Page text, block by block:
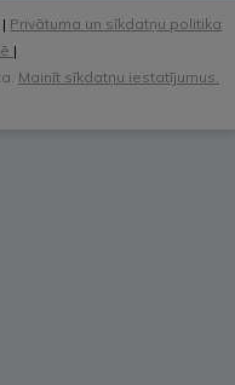
| Privātuma un sīkdatņu politika
|
Mainīt sīkdatņu iestatījumus.